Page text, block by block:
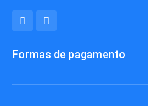
Formas de pagamento